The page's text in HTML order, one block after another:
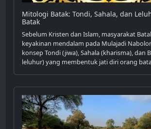
Mitologi Batak: Tondi, Sahala, dan
Batak
Sebelum Kristen dan Islam, masyarakat
keyakinan mendalam pada Mulajadi
konsep Tondi (jiwa), Sahala (kharisma), dan
leluhur) yang membentuk jati diri orang